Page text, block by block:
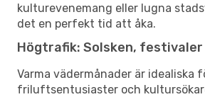
kulturevenemang eller lugna
det en perfekt tid att åka.
Högtrafik: Solsken,
Varma vädermånader är idealiska
friluftsentusiaster och